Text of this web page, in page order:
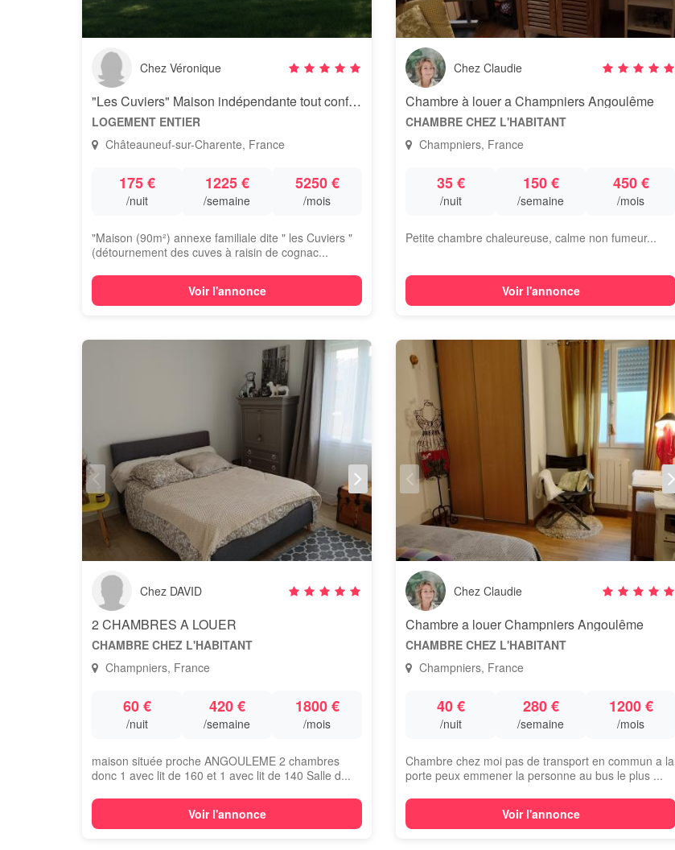
Chez Véronique
"Les Cuviers" Maison indépendante tout confort
LOGEMENT ENTIER
Châteauneuf-sur-Charente, France
175 €
/nuit
1225 €
/semaine
5250 €
/mois
"Maison (90m²) annexe familiale dite " les Cuviers "
(détournement des cuves à raisin de cognac...
Voir l'annonce
Chez Claudie
Chambre à louer a Champniers Angoulême
CHAMBRE CHEZ L'HABITANT
Champniers, France
35 €
/nuit
150 €
/semaine
450 €
/mois
Petite chambre chaleureuse, calme non fumeur...
Voir l'annonce
Chez DAVID
2 CHAMBRES A LOUER
CHAMBRE CHEZ L'HABITANT
Champniers, France
60 €
/nuit
420 €
/semaine
1800 €
/mois
maison située proche ANGOULEME 2 chambres
donc 1 avec lit de 160 et 1 avec lit de 140 Salle d...
Voir l'annonce
Chez Claudie
Chambre a louer Champniers Angoulême
CHAMBRE CHEZ L'HABITANT
Champniers, France
40 €
/nuit
280 €
/semaine
1200 €
/mois
Chambre chez moi pas de transport en commun a la
porte peux emmener la personne au bus le plus ...
Voir l'annonce